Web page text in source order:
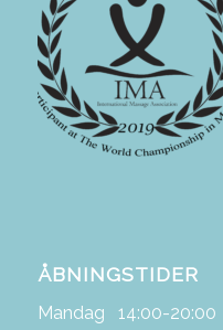
ÅBNINGSTIDER
Mandag 14:00-20:00